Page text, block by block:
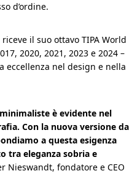
d’ordine.
il suo ottavo TIPA World
2020, 2021, 2023 e 2024 –
eccellenza nel design e nella
è evidente nel
Con la nuova versione da
a questa esigenza
tra eleganza sobria e
Nieswandt, fondatore e CEO